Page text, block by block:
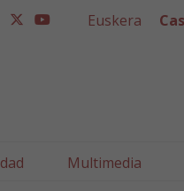
twitter
youtube
Euskera
Multimedia